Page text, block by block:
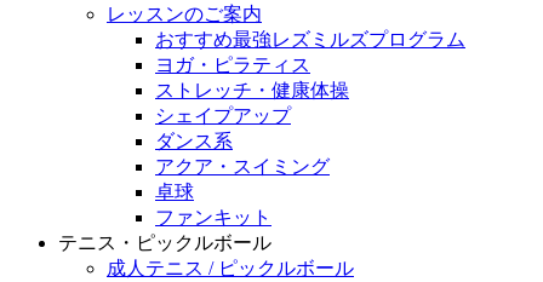
レッスンのご案内
おすすめ最強レズミルズプログラム
ヨガ・ピラティス
ストレッチ・健康体操
シェイプアップ
ダンス系
アクア・スイミング
卓球
ファンキット
テニス・ピックルボール
成人テニス / ピックルボール